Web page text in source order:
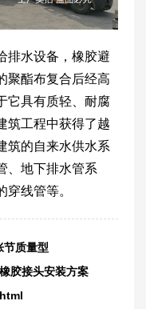
排水设备，橡胶避
聚酯布复合后经高
它具有质轻、耐腐
筑工程中获得了越
筑的自来水供水系
、地下排水管系
线管等。
节质量型
胶接头安装方案